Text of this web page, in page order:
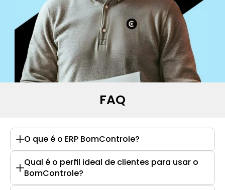
FAQ
O que é o ERP BomControle?
Qual é o perfil ideal de clientes para usar o
BomControle?